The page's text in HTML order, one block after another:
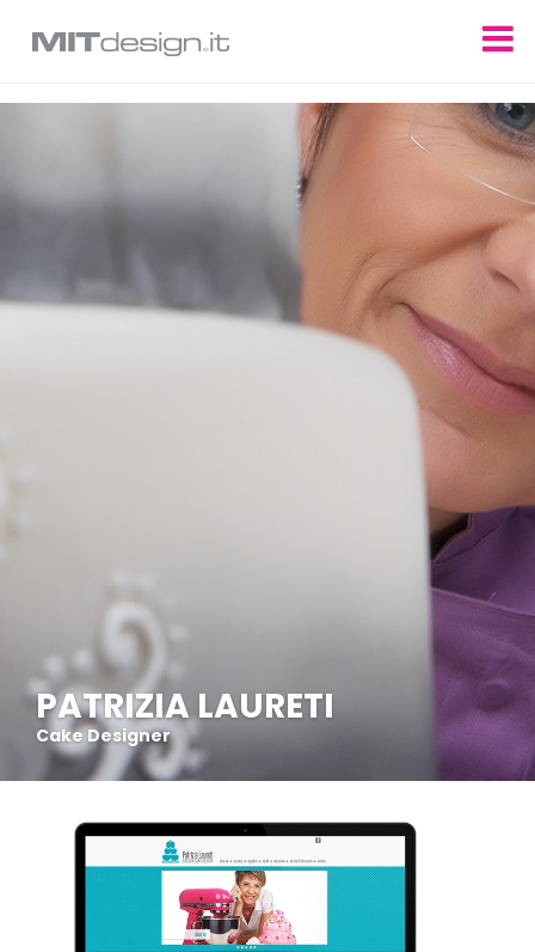
PATRIZIA LAURETI
Cake Designer